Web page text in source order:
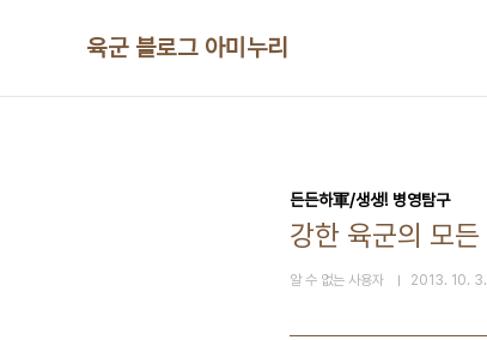
육군 블로그 아미누리
든든하軍/생생! 병영탐구
강한 육군의 모
알 수 없는 사용자 2013. 10.